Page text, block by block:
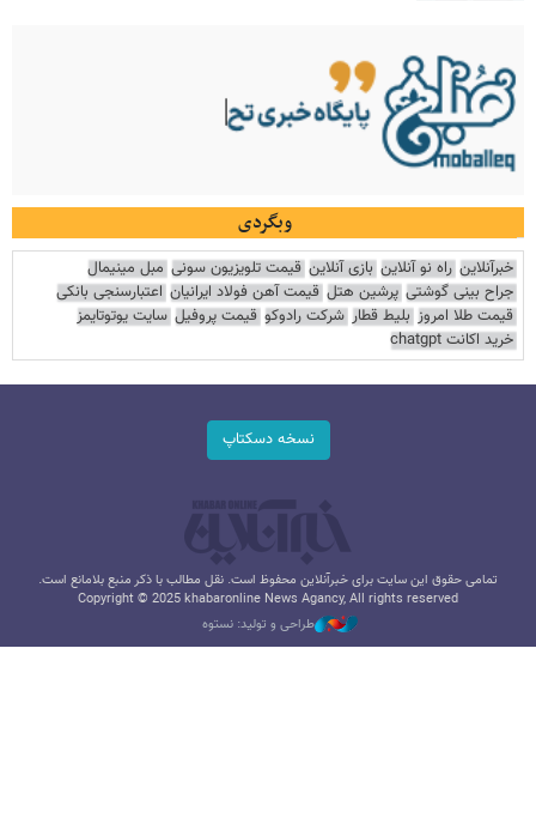
وبگردی
خبرآنلاین راه نو آنلاین بازی آنلاین قیمت تلویزیون سونی مبل مینیمال
جراح بینی گوشتی پرشین هتل قیمت آهن فولاد ایرانیان اعتبارسنجی بانکی
قیمت طلا امروز بلیط قطار شرکت رادوکو قیمت پروفیل سایت یوتوتایمز
خرید اکانت chatgpt
نسخه دسکتاپ
تمامی حقوق این سایت برای خبرآنلاین محفوظ است. نقل مطالب با ذکر منبع بلامانع است.
Copyright © 2025 khabaronline News Agancy, All rights reserved
طراحی و تولید: نستوه